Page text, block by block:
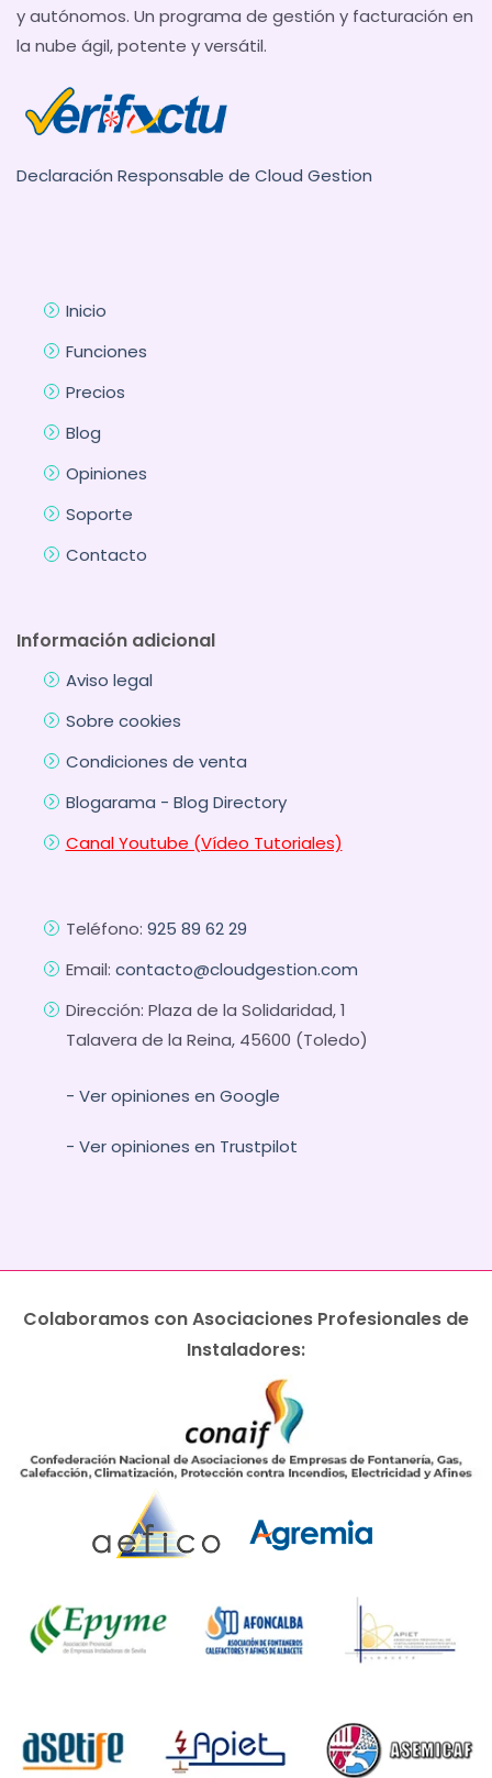
y autónomos. Un programa de gestión y facturación en
la nube ágil, potente y versátil.
Declaración Responsable de Cloud Gestion
Inicio
Funciones
Precios
Blog
Opiniones
Soporte
Contacto
Información adicional
Aviso legal
Sobre cookies
Condiciones de venta
Blogarama - Blog Directory
Canal Youtube (Vídeo Tutoriales)
Teléfono: 925 89 62 29
Email: contacto@cloudgestion.com
Dirección: Plaza de la Solidaridad, 1
Talavera de la Reina, 45600 (Toledo)
- Ver opiniones en Google
- Ver opiniones en Trustpilot
Colaboramos con Asociaciones Profesionales de
Instaladores: